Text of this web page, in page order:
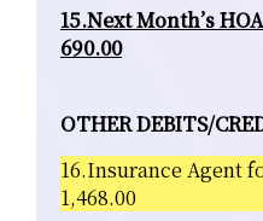
15.Next Month’s
690.00
OTHER DEBITS/
16.Insurance Agent
1,468.00